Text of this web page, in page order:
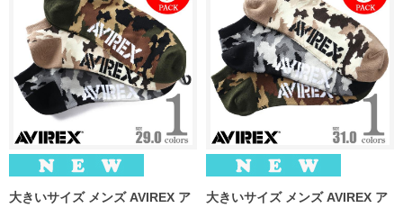
大きいサイズ メンズ AVIREX ア
大きいサイズ メンズ AVIREX ア